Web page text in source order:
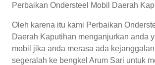
Perbaikan Ondersteel Mobil Daerah
Oleh karena itu kami Perbaikan
Daerah Kaputihan menganjurkan anda
mobil jika anda merasa ada kejanggalan
segeralah ke bengkel Arum Sari untuk